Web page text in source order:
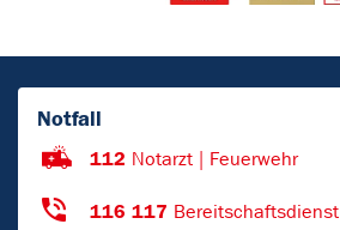
Notfall
112 Notarzt | Feuerwehr
116 117 Bereitschaftsdienst